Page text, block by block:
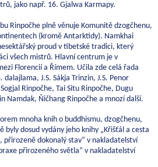
jako např. 16. Gjalwa Karmapy.
Rinpočhe plně věnuje Komunitě dzogčhenu,
(kromě Antarktidy). Namkhai
proud v tibetské tradici, který
všech mistrů. Hlavní centrum je v
Florencií a Římem. Učila zde celá řada
dalajlama, J.S. Sákja Trinzin, J.S. Penor
Rinpočhe, Tai Situ Rinpočhe, Dugu
Namdak, Ňičhang Rinpočhe a mnozí další.
mnoha knih o buddhismu, dzogčhenu,
byly dosud vydány jeho knihy „Křišťál a cesta
přirozeně dokonalý stav“ v nakladatelství
přirozeného světla“ v nakladatelství